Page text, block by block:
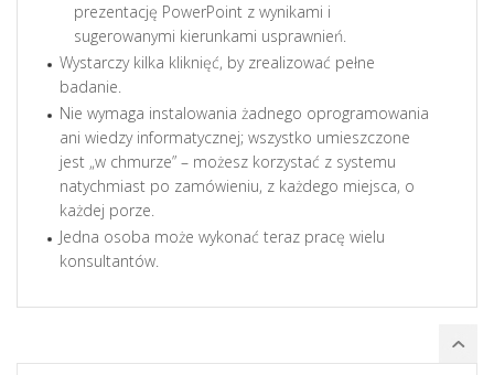
prezentację PowerPoint z wynikami i
sugerowanymi kierunkami usprawnień.
Wystarczy kilka kliknięć, by zrealizować pełne
badanie.
Nie wymaga instalowania żadnego oprogramowania
ani wiedzy informatycznej; wszystko umieszczone
jest „w chmurze” – możesz korzystać z systemu
natychmiast po zamówieniu, z każdego miejsca, o
każdej porze.
Jedna osoba może wykonać teraz pracę wielu
konsultantów.